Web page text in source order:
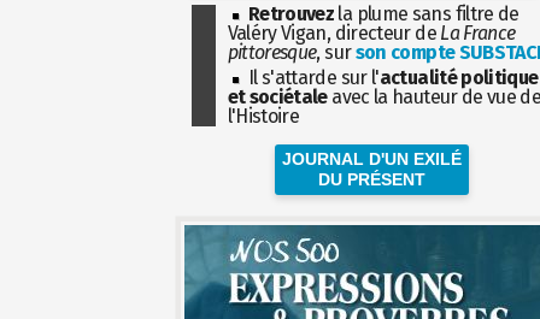
Retrouvez la plume sans filtre de
Valéry Vigan, directeur de La France
pittoresque, surson compte
Il s'attarde sur l'actualité politique
et sociétaleavec la hauteur de vue
l'Histoire
JOURNAL D'UN EXILÉ
DU PRÉSENT